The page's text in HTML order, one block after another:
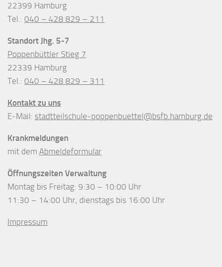
22399 Hamburg
Tel.: 040 – 428 829 – 211
Standort Jhg. 5-7
Poppenbüttler Stieg 7
22339 Hamburg
Tel.: 040 – 428 829 – 311
Kontakt zu uns
E-Mail: stadtteilschule-poppenbuettel@bsfb.hamburg.de
Krankmeldungen
mit dem Abmeldeformular
Öffnungszeiten Verwaltung
Montag bis Freitag: 9:30 – 10:00 Uhr
11:30 – 14:00 Uhr, dienstags bis 16:00 Uhr
Impressum